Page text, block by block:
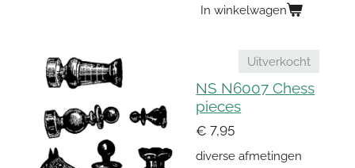
In winkelwagen
Uitverkocht
NS N6007 Chess
pieces
€ 7,95
diverse afmetingen